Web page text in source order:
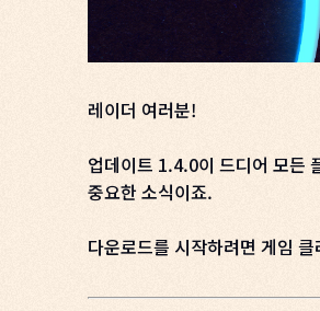
레이더 여러분!
업데이트 1.4.0이 드디어 모든
중요한 소식이죠.
다운로드를 시작하려면 게임